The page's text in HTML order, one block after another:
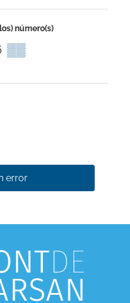
número(s)
▒▒
error